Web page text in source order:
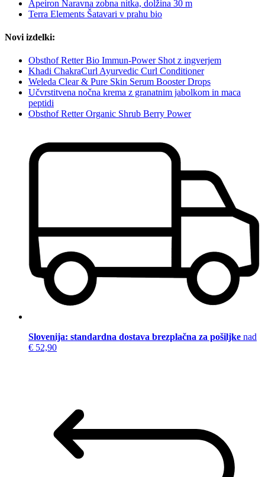
Apeiron Naravna zobna nitka, dolžina 30 m
Terra Elements Šatavari v prahu bio
Novi izdelki:
Obsthof Retter Bio Immun-Power Shot z ingverjem
Khadi ChakraCurl Ayurvedic Curl Conditioner
Weleda Clear & Pure Skin Serum Booster Drops
Učvrstitvena nočna krema z granatnim jabolkom in maca
peptidi
Obsthof Retter Organic Shrub Berry Power
Slovenija: standardna dostava brezplačna za pošiljke nad
€ 52,90